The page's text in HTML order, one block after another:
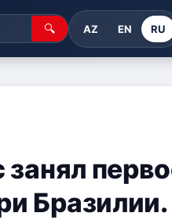
🔍 AZ EN RU
Бразилии.